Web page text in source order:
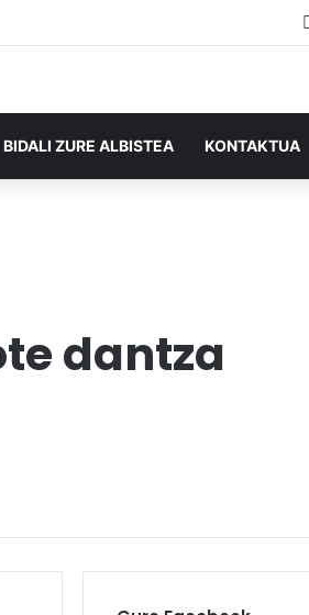
BIDALI ZURE ALBISTEA KONTAKTUA
dantza